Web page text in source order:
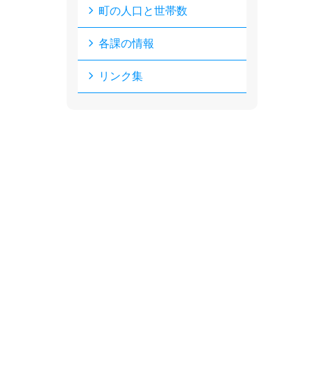
町の人口と世帯数
各課の情報
リンク集